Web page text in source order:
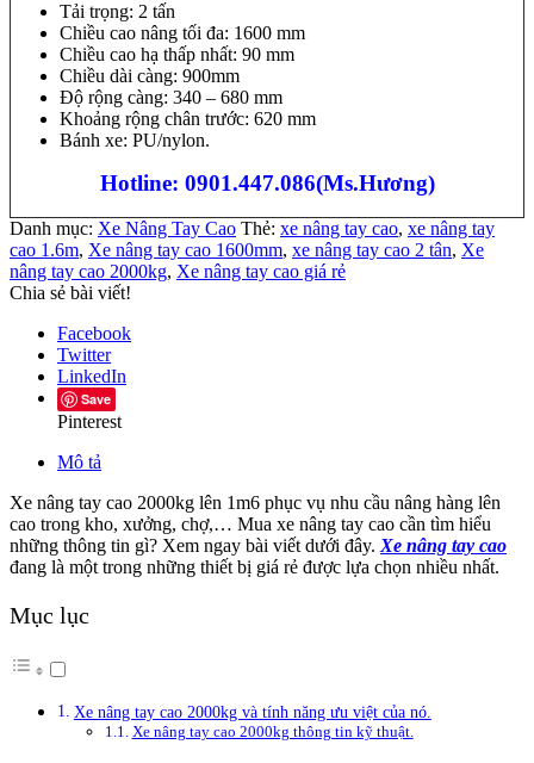
Tải trọng: 2 tấn
Chiều cao nâng tối đa: 1600 mm
Chiều cao hạ thấp nhất: 90 mm
Chiều dài càng: 900mm
Độ rộng càng: 340 – 680 mm
Khoảng rộng chân trước: 620 mm
Bánh xe: PU/nylon.
Hotline: 0901.447.086(Ms.Hương)
Danh mục: Xe Nâng Tay Cao Thẻ: xe nâng tay cao, xe nâng tay
cao 1.6m, Xe nâng tay cao 1600mm, xe nâng tay cao 2 tân, Xe
nâng tay cao 2000kg, Xe nâng tay cao giá rẻ
Chia sẻ bài viết!
Facebook
Twitter
LinkedIn
Save
Pinterest
Mô tả
Xe nâng tay cao 2000kg lên 1m6 phục vụ nhu cầu nâng hàng lên
cao trong kho, xưởng, chợ,… Mua xe nâng tay cao cần tìm hiểu
những thông tin gì? Xem ngay bài viết dưới đây. Xe nâng tay cao
đang là một trong những thiết bị giá rẻ được lựa chọn nhiều nhất.
Mục lục
Xe nâng tay cao 2000kg và tính năng ưu việt của nó.
Xe nâng tay cao 2000kg thông tin kỹ thuật.